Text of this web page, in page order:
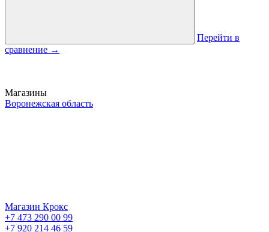
Перейти в
сравнение →
Магазины
Воронежская область
Магазин Крокс
+7 473 290 00 99
+7 920 214 46 59